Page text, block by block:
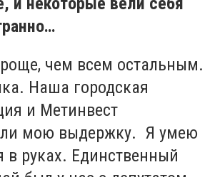
чем всем остальным.
Наша городская
и Метинвест
мою выдержку. Я умею
в руках. Единственный